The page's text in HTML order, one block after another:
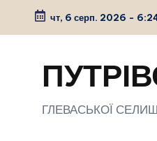
Перейти
чт, 6 серп. 2026 -
ГЛЕВАСЬКОЇ